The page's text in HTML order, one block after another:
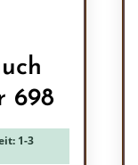
698
1-3